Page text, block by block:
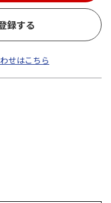
録する
せはこちら